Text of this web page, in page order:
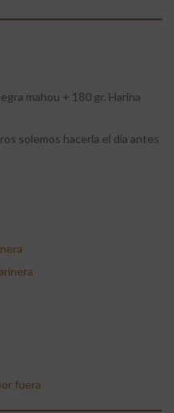
mahou + 180 gr. Harina
solemos hacerla el día antes
fuera